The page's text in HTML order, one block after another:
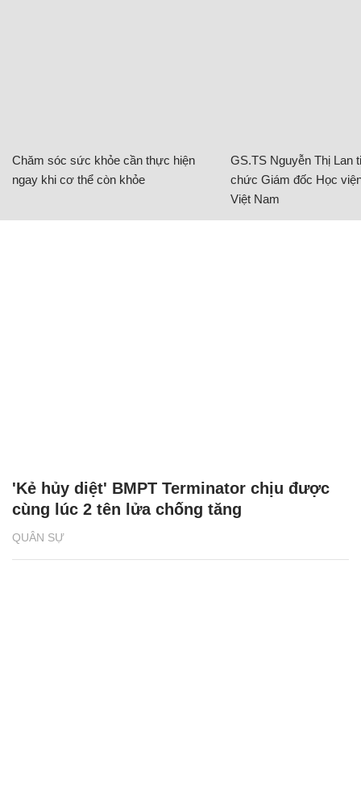
Chăm sóc sức khỏe cần thực hiện
ngay khi cơ thể còn khỏe
GS.TS Nguyễn Thị Lan
chức Giám đốc Học
Việt Nam
QUÂN SỰ
'Kẻ hủy diệt' BMPT Terminator chịu được
cùng lúc 2 tên lửa chống tăng